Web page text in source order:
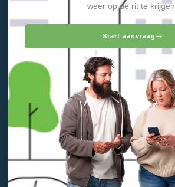
weer op de rit te krijgen.
Start aanvraag